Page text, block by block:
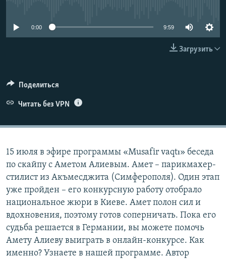
КРЫМ.НЕПОКОРЕННЫЙ
0:00 9:59
Загрузить
Поделиться
Читать без VPN
15 июля в эфире программы «Musafir vaqtı» беcеда
по скайпу с Аметом Алиевым. Амет – парикмахер-
стилист из Акъмесджита (Симферополя). Один этап
уже пройден – его конкурсную работу отобрало
национальное жюри в Киеве. Амет полон сил и
вдохновения, поэтому готов соперничать. Пока его
судьба решается в Германии, вы можете помочь
Амету Алиеву выиграть в онлайн-конкурсе. Как
именно? Узнаете в нашей программе. Автор